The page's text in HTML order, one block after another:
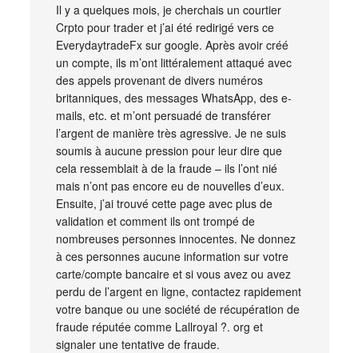
Il y a quelques mois, je cherchais un courtier
Crpto pour trader et j’ai été redirigé vers ce
EverydaytradeFx sur google. Après avoir créé
un compte, ils m’ont littéralement attaqué avec
des appels provenant de divers numéros
britanniques, des messages WhatsApp, des e-
mails, etc. et m’ont persuadé de transférer
l’argent de manière très agressive. Je ne suis
soumis à aucune pression pour leur dire que
cela ressemblait à de la fraude – ils l’ont nié
mais n’ont pas encore eu de nouvelles d’eux.
Ensuite, j’ai trouvé cette page avec plus de
validation et comment ils ont trompé de
nombreuses personnes innocentes. Ne donnez
à ces personnes aucune information sur votre
carte/compte bancaire et si vous avez ou avez
perdu de l’argent en ligne, contactez rapidement
votre banque ou une société de récupération de
fraude réputée comme Lallroyal ?. org et
signaler une tentative de fraude.